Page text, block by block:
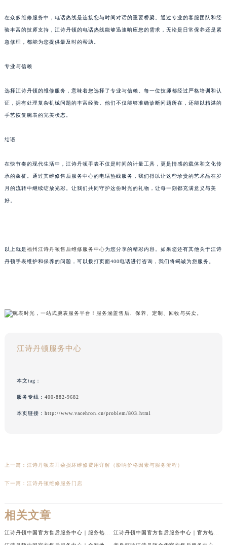
在众多维修服务中，电话热线是连接您与时间对话的重要桥梁。通过专业的客服团队和经
验丰富的技师支持，江诗丹顿的电话热线能够迅速响应您的需求，无论是日常保养还是紧
急修理，都能为您提供最及时的帮助。
专业与信赖
选择江诗丹顿的维修服务，意味着您选择了专业与信赖。每一位技师都经过严格培训和认
证，拥有处理复杂机械问题的丰富经验。他们不仅能够准确诊断问题所在，还能以精湛的
手艺恢复腕表的完美状态。
结语
在快节奏的现代生活中，江诗丹顿手表不仅是时间的计量工具，更是情感的载体和文化传
承的象征。通过其维修售后服务中心的电话热线服务，我们得以让这些珍贵的艺术品在岁
月的流转中继续绽放光彩。让我们共同守护这份时光的礼物，让每一刻都充满意义与美
好。
以上就是福州江诗丹顿售后维修服务中心为您分享的精彩内容。如果您还有其他关于江诗
丹顿手表维护和保养的问题，可以拨打页面400电话进行咨询，我们将竭诚为您服务。
江诗丹顿服务中心
本文tag：
服务专线： 400-882-9682
本页链接： http://www.vacehron.cn/problem/803.html
上一篇： 江诗丹顿表耳朵损坏维修费用详解（影响价格因素与服务流程）
下一篇： 江诗丹顿维修服务门店
相关文章